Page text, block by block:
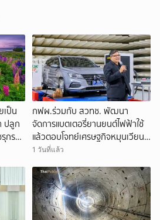
ป็น
ปลูก
กราน
กฟผ.ร่วมกับ สวทช. พัฒนา
จัดการแบตเตอรี่ยานยนต์ไฟฟ้าใช้
แล้วตอบโจทย์เศรษฐกิจหมุนเวียน
และการใช้พลังงานอย่างยั่งยืน
1 วันที่แล้ว